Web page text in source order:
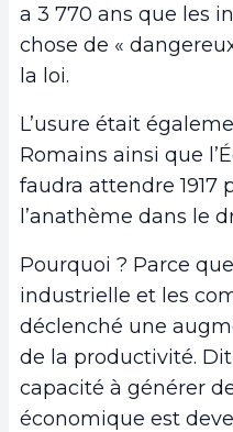
a 3 770 ans que les
chose de «
la loi.
L’usure était
Romains ainsi que
faudra attendre 1917
l’anathème dans le
Pourquoi ? Parce
industrielle et les
déclenché une
de la productivité.
capacité à générer
économique est